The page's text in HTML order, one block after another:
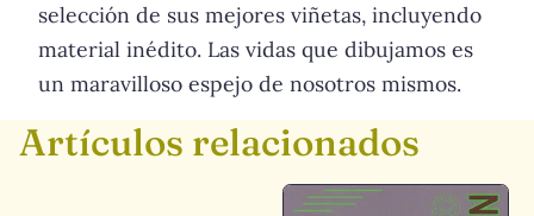
selección de sus mejores viñetas, incluyendo
material inédito. Las vidas que dibujamos es
un maravilloso espejo de nosotros mismos.
Artículos relacionados